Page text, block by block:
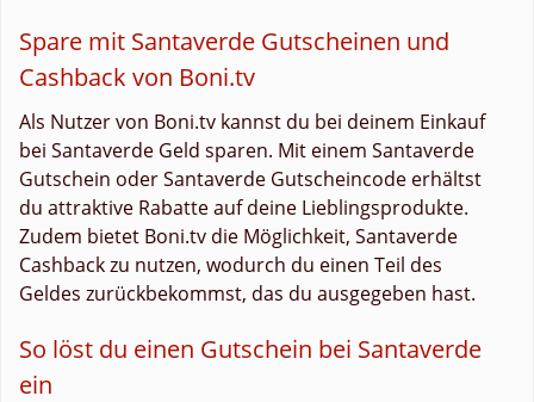
Spare mit Santaverde Gutscheinen und
Cashback von Boni.tv
Als Nutzer von Boni.tv kannst du bei deinem Einkauf
bei Santaverde Geld sparen. Mit einem Santaverde
Gutschein oder Santaverde Gutscheincode erhältst
du attraktive Rabatte auf deine Lieblingsprodukte.
Zudem bietet Boni.tv die Möglichkeit, Santaverde
Cashback zu nutzen, wodurch du einen Teil des
Geldes zurückbekommst, das du ausgegeben hast.
So löst du einen Gutschein bei Santaverde
ein